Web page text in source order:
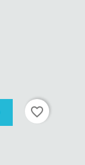
favorite_border